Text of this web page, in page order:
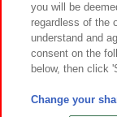
you will be
regardless of the
understand and
consent on the
below, then click
Change your